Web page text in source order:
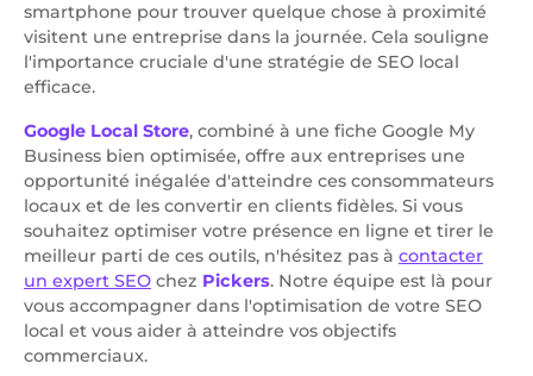
smartphone pour trouver quelque chose à proximité
visitent une entreprise dans la journée. Cela souligne
l'importance cruciale d'une stratégie de SEO local
efficace.
Google Local Store, combiné à une fiche Google My
Business bien optimisée, offre aux entreprises une
opportunité inégalée d'atteindre ces consommateurs
locaux et de les convertir en clients fidèles. Si vous
souhaitez optimiser votre présence en ligne et tirer le
meilleur parti de ces outils, n'hésitez pas à contacter
un expert SEO chez Pickers. Notre équipe est là pour
vous accompagner dans l'optimisation de votre SEO
local et vous aider à atteindre vos objectifs
commerciaux.